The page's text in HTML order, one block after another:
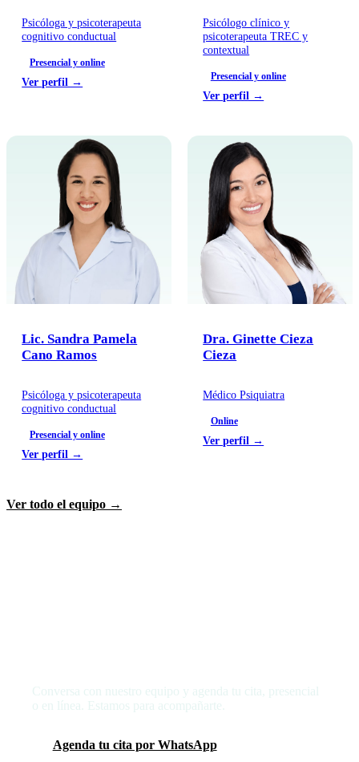
Psicóloga y psicoterapeuta
cognitivo conductual
Presencial y online
Ver perfil →
Psicólogo clínico y
psicoterapeuta TREC y
contextual
Presencial y online
Ver perfil →
Lic. Sandra Pamela
Cano Ramos
Psicóloga y psicoterapeuta
cognitivo conductual
Presencial y online
Ver perfil →
Dra. Ginette Cieza
Cieza
Médico Psiquiatra
Online
Ver perfil →
Ver todo el equipo →
Conversa con nuestro equipo y agenda tu cita, presencial
o en línea. Estamos para acompañarte.
Agenda tu cita por WhatsApp